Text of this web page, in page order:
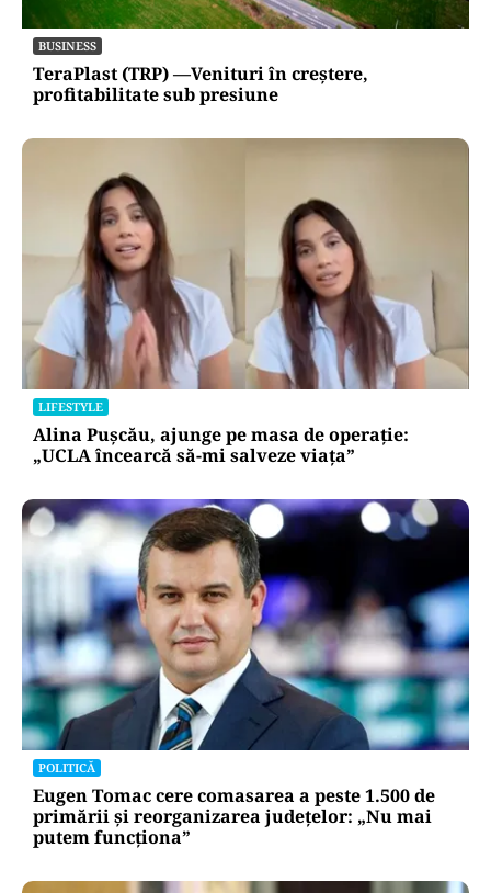
BUSINESS
TeraPlast (TRP) —Venituri în creștere,
profitabilitate sub presiune
LIFESTYLE
Alina Pușcău, ajunge pe masa de operație:
„UCLA încearcă să-mi salveze viața”
POLITICĂ
Eugen Tomac cere comasarea a peste 1.500 de
primării și reorganizarea județelor: „Nu mai
putem funcționa”